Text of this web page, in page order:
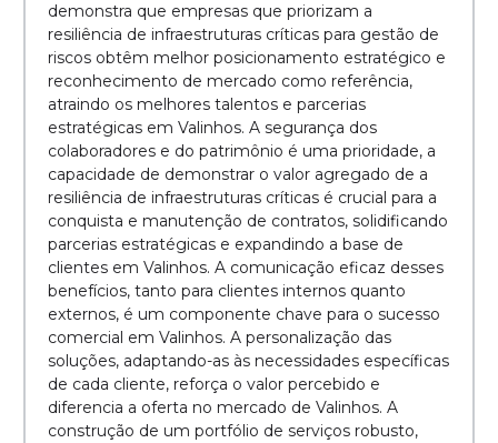
demonstra que empresas que priorizam a
resiliência de infraestruturas críticas para gestão de
riscos obtêm melhor posicionamento estratégico e
reconhecimento de mercado como referência,
atraindo os melhores talentos e parcerias
estratégicas em Valinhos. A segurança dos
colaboradores e do patrimônio é uma prioridade, a
capacidade de demonstrar o valor agregado de a
resiliência de infraestruturas críticas é crucial para a
conquista e manutenção de contratos, solidificando
parcerias estratégicas e expandindo a base de
clientes em Valinhos. A comunicação eficaz desses
benefícios, tanto para clientes internos quanto
externos, é um componente chave para o sucesso
comercial em Valinhos. A personalização das
soluções, adaptando-as às necessidades específicas
de cada cliente, reforça o valor percebido e
diferencia a oferta no mercado de Valinhos. A
construção de um portfólio de serviços robusto,